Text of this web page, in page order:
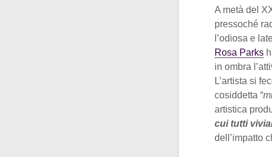
A metà del
pressoché
l’odiosa e
Rosa Parks
in ombra
L’artista si
cosiddetta “
artistica
cui tutti
dell’impatto